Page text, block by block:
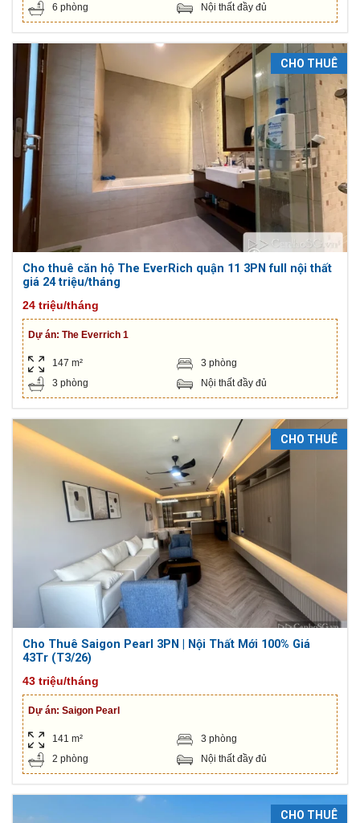
6 phòng
Nội thất đầy đủ
CHO THUÊ
Cho thuê căn hộ The EverRich quận 11 3PN full nội thất
giá 24 triệu/tháng
24 triệu/tháng
Dự án: The Everrich 1
147 m²
3 phòng
3 phòng
Nội thất đầy đủ
CHO THUÊ
Cho Thuê Saigon Pearl 3PN | Nội Thất Mới 100% Giá
43Tr (T3/26)
43 triệu/tháng
Dự án: Saigon Pearl
141 m²
3 phòng
2 phòng
Nội thất đầy đủ
CHO THUÊ